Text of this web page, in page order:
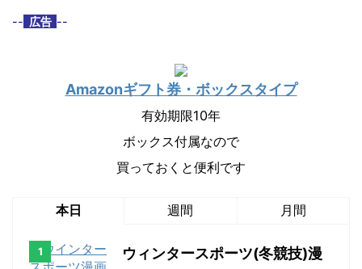
-- 広告 --
Amazonギフト券・ ボックスタイプ
有効期限10年
ボックス付属なので
買っておくと便利です
本日 週間 月間
ウィンタースポーツ(冬競技)漫